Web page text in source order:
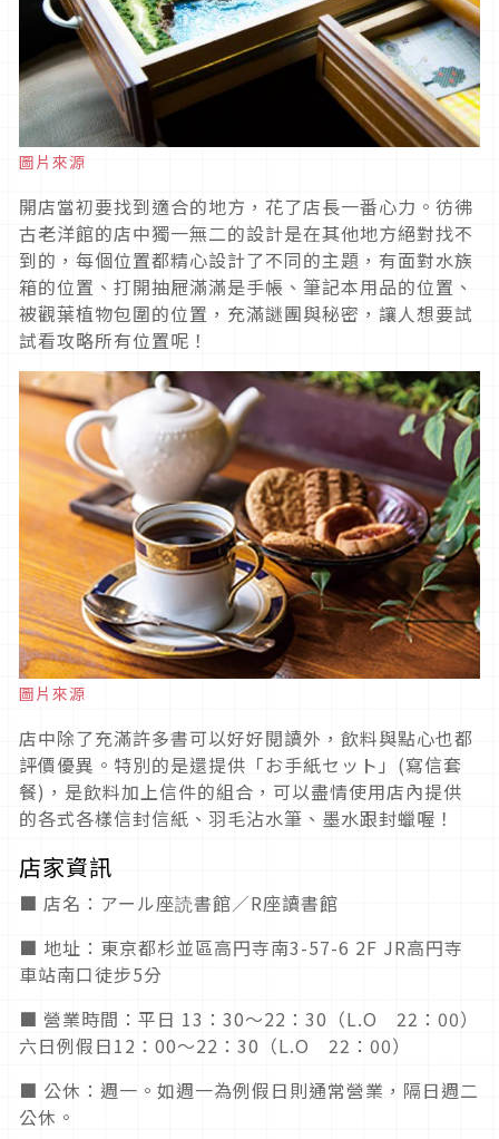
圖片來源
開店當初要找到適合的地方，花了店長一番心力。彷彿
古老洋館的店中獨一無二的設計是在其他地方絕對找不
到的，每個位置都精心設計了不同的主題，有面對水族
箱的位置、打開抽屜滿滿是手帳、筆記本用品的位置、
被觀葉植物包圍的位置，充滿謎團與秘密，讓人想要試
試看攻略所有位置呢！
圖片來源
店中除了充滿許多書可以好好閱讀外，飲料與點心也都
評價優異。特別的是還提供「お手紙セット」(寫信套
餐)，是飲料加上信件的組合，可以盡情使用店內提供
的各式各樣信封信紙、羽毛沾水筆、墨水跟封蠟喔！
店家資訊
■ 店名：アール座読書館／R座讀書館
■ 地址：東京都杉並區高円寺南3-57-6 2F JR高円寺
車站南口徒步5分
■ 營業時間：平日 13：30～22：30（L.O 22：00）
六日例假日12：00～22：30（L.O 22：00）
■ 公休：週一。如週一為例假日則通常營業，隔日週二
公休。